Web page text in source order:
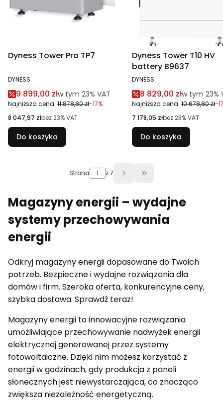
Dyness Tower Pro TP7
PRODUCENT
DYNESS
Cena promocyjna brutto
9 899,00 złw tym %s VAT
w tym 23% VAT
Najniższa cena: 11 878,80 zł-17%
Cena netto
8 047,97 złbez 23% VAT
Do koszyka
Dyness Tower T10 HV
battery B9637
PRODUCENT
DYNESS
Cena promocyjna
8 829,00 złw tym %s
w tym 23%
Najniższa cena: 10 678,80 zł-
Cena netto
7 178,05 złbez 23% VAT
Do koszyka
Strona z 7 Przejdź do ostatniej
Magazyny energii – wydajne
systemy przechowywania
energii
Odkryj magazyny energii dopasowane do Twoich
potrzeb. Bezpieczne i wydajne rozwiązania dla
domów i firm. Szeroka oferta, konkurencyjne ceny,
szybka dostawa. Sprawdź teraz!
Magazyny energii to innowacyjne rozwiązania
umożliwiające przechowywanie nadwyżek energii
elektrycznej generowanej przez systemy
fotowoltaiczne. Dzięki nim możesz korzystać z
energii w godzinach, gdy produkcja z paneli
słonecznych jest niewystarczająca, co znacząco
zwiększa niezależność energetyczną.